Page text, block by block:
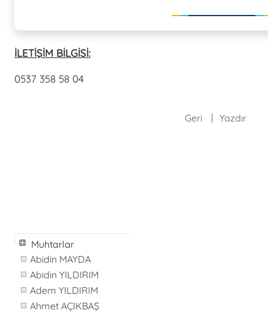
İLETİŞİM BİLGİSİ:
0537 358 58 04
Geri Yazdır
Muhtarlar
Abidin MAYDA
Abidin YILDIRIM
Adem YILDIRIM
Ahmet AÇIKBAŞ